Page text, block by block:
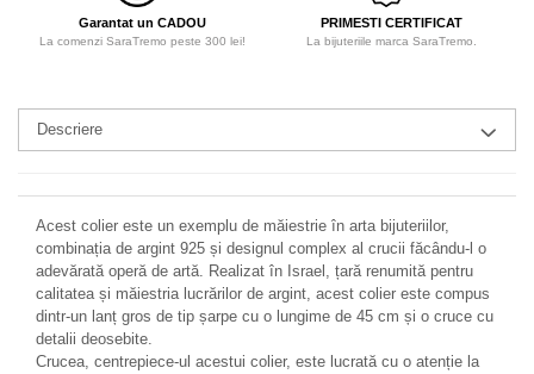
Garantat un CADOU
La comenzi SaraTremo peste 300 lei!
PRIMESTI CERTIFICAT
La bijuteriile marca SaraTremo.
Descriere
Acest colier este un exemplu de măiestrie în arta bijuteriilor,
combinația de argint 925 și designul complex al crucii făcându-l o
adevărată operă de artă. Realizat în Israel, țară renumită pentru
calitatea și măiestria lucrărilor de argint, acest colier este compus
dintr-un lanț gros de tip șarpe cu o lungime de 45 cm și o cruce cu
detalii deosebite.
Crucea, centrepiece-ul acestui colier, este lucrată cu o atenție la